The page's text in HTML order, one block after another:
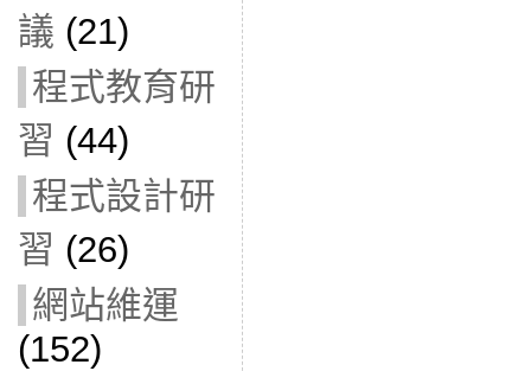
議 (21)
程式教育研
習 (44)
程式設計研
習 (26)
網站維運
(152)